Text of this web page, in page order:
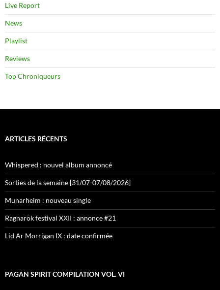
Live Report
News
Playlist
Reviews
Top Chroniqueurs
ARTICLES RÉCENTS
Whispered : nouvel album annoncé
Sorties de la semaine [31/07-07/08/2026]
Munarheim : nouveau single
Ragnarök festival XXII : annonce #21
Lid Ar Morrigan IX : date confirmée
PAGAN SPIRIT COMPILATION VOL. VI